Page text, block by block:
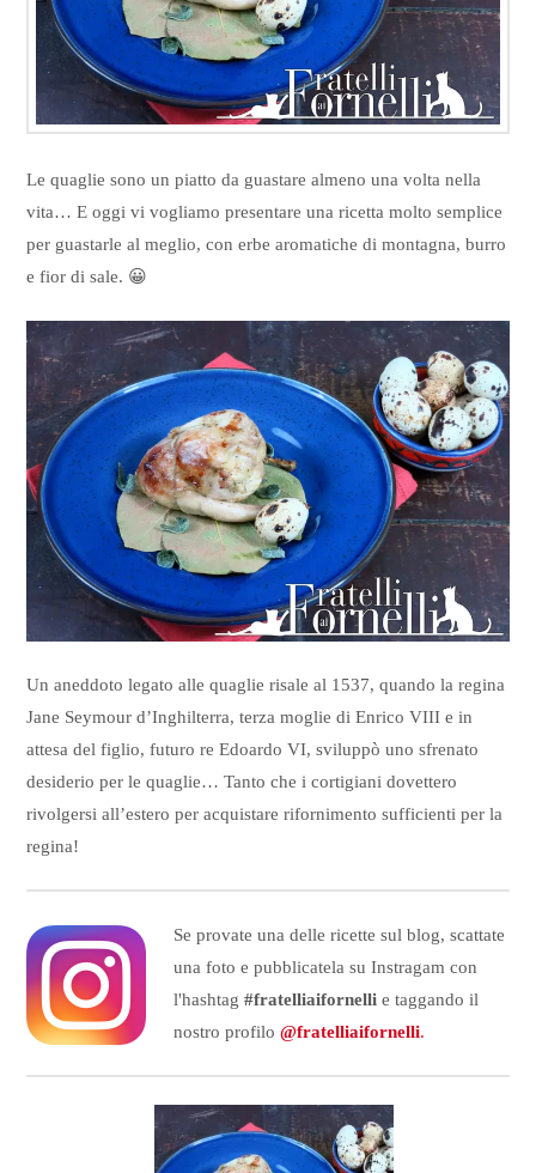
Le quaglie sono un piatto da guastare almeno una volta nella
vita… E oggi vi vogliamo presentare una ricetta molto semplice
per guastarle al meglio, con erbe aromatiche di montagna, burro
e fior di sale. 😀
Un aneddoto legato alle quaglie risale al 1537, quando la regina
Jane Seymour d’Inghilterra, terza moglie di Enrico VIII e in
attesa del figlio, futuro re Edoardo VI, sviluppò uno sfrenato
desiderio per le quaglie… Tanto che i cortigiani dovettero
rivolgersi all’estero per acquistare rifornimento sufficienti per la
regina!
Se provate una delle ricette sul blog, scattate
una foto e pubblicatela su Instragam con
l'hashtag #fratelliaifornellie taggando il
nostro profilo @fratelliaifornelli.